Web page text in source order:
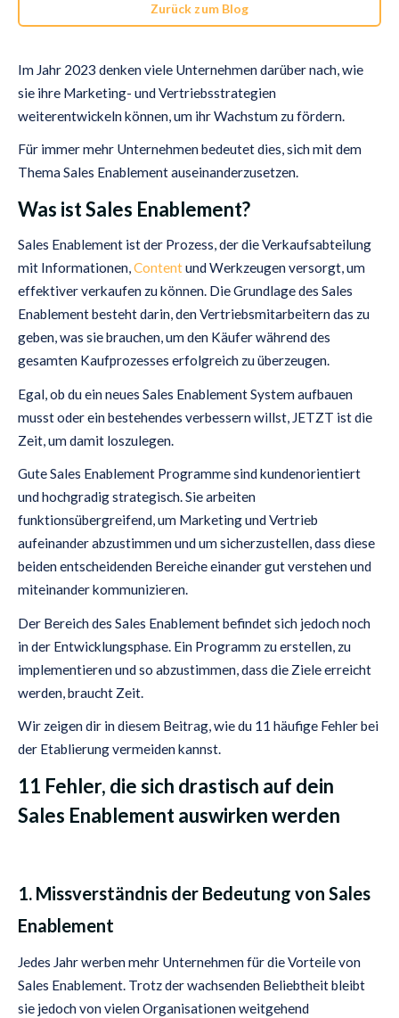
Zurück zum Blog
Im Jahr 2023 denken viele Unternehmen darüber nach, wie
sie ihre Marketing- und Vertriebsstrategien
weiterentwickeln können, um ihr Wachstum zu fördern.
Für immer mehr Unternehmen bedeutet dies, sich mit dem
Thema Sales Enablement auseinanderzusetzen.
Was ist Sales Enablement?
Sales Enablement ist der Prozess, der die Verkaufsabteilung
mit Informationen,Contentund Werkzeugen versorgt, um
effektiver verkaufen zu können. Die Grundlage des Sales
Enablement besteht darin, den Vertriebsmitarbeitern das zu
geben, was sie brauchen, um den Käufer während des
gesamten Kaufprozesses erfolgreich zu überzeugen.
Egal, ob du ein neues Sales Enablement System aufbauen
musst oder ein bestehendes verbessern willst, JETZT ist die
Zeit, um damit loszulegen.
Gute Sales Enablement Programme sind kundenorientiert
und hochgradig strategisch. Sie arbeiten
funktionsübergreifend, um Marketing und Vertrieb
aufeinander abzustimmen und um sicherzustellen, dass diese
beiden entscheidenden Bereiche einander gut verstehen und
miteinander kommunizieren.
Der Bereich des Sales Enablement befindet sich jedoch noch
in der Entwicklungsphase. Ein Programm zu erstellen, zu
implementieren und so abzustimmen, dass die Ziele erreicht
werden, braucht Zeit.
Wir zeigen dir in diesem Beitrag, wie du 11 häufige Fehler bei
der Etablierung vermeiden kannst.
11 Fehler, die sich drastisch auf dein
Sales Enablement auswirken werden
1. Missverständnis der Bedeutung von Sales
Enablement
Jedes Jahr werben mehr Unternehmen für die Vorteile von
Sales Enablement. Trotz der wachsenden Beliebtheit bleibt
sie jedoch von vielen Organisationen weitgehend